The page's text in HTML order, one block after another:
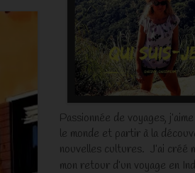
Passionnée de voyages,
le monde et partir à la
nouvelles cultures. J’ai créé
mon retour d’un voyage en